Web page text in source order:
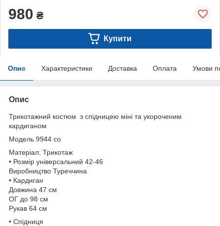
980 ₴
Купити
Опис Характеристики Доставка Оплата Умови
Опис
Трикотажний костюм з спідницею міні та укороченим
кардиганом
Модель 9944 со
Матеріал: Трикотаж
• Розмір універсальний 42-46
Виробництво Туреччина
• Кардиган
Довжина 47 см
ОГ до 98 см
Рукав 64 см
• Спідниця